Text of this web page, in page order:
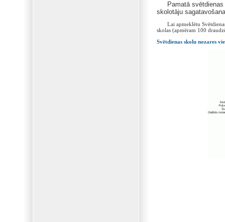
Pamatā
skolotāju
Lai apmeklētu Svētdienas
skolas (apmēram 100
Svētdienas skolu nozares